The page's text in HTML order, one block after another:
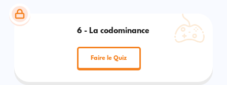
6 - La codominance
Faire le Quiz